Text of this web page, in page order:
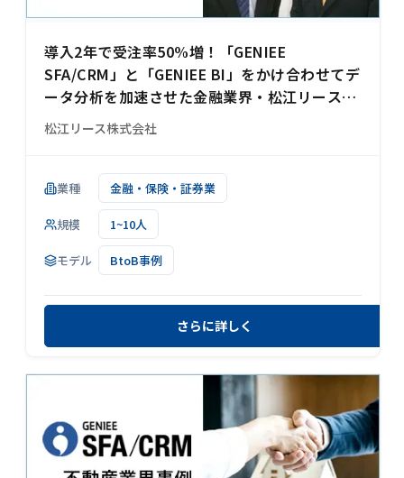
導入2年で受注率50%増！「GENIEE
SFA/CRM」と「GENIEE BI」をかけ合わせてデ
ータ分析を加速させた金融業界・松江リース様
の事例
松江リース株式会社
業種 金融・保険・証券業
規模 1~10人
モデル BtoB事例
さらに詳しく